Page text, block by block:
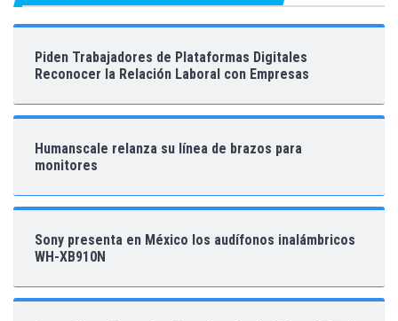
Piden Trabajadores de Plataformas Digitales
Reconocer la Relación Laboral con Empresas
Humanscale relanza su línea de brazos para
monitores
Sony presenta en México los audífonos inalámbricos
WH-XB910N